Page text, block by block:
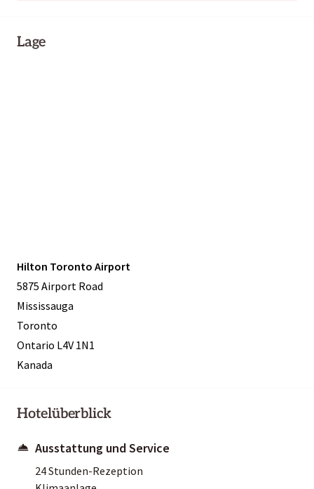
Lage
Hilton Toronto Airport
5875 Airport Road
Mississauga
Toronto
Ontario L4V 1N1
Kanada
Hotelüberblick
Ausstattung und Service
24 Stunden-Rezeption